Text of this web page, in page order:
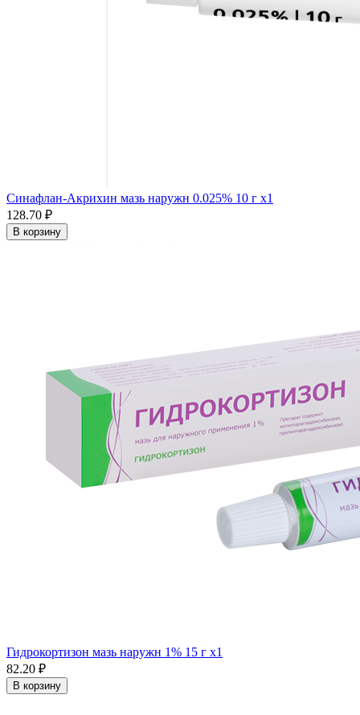
Синафлан-Акрихин мазь наружн 0.025% 10 г x1
128.70 ₽
В корзину
Гидрокортизон мазь наружн 1% 15 г x1
82.20 ₽
В корзину